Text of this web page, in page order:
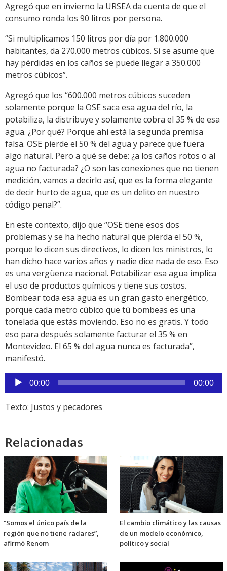
Agregó que en invierno la URSEA da cuenta de que el
consumo ronda los 90 litros por persona.
“Si multiplicamos 150 litros por día por 1.800.000
habitantes, da 270.000 metros cúbicos. Si se asume que
hay pérdidas en los caños se puede llegar a 350.000
metros cúbicos”.
Agregó que los “600.000 metros cúbicos suceden
solamente porque la OSE saca esa agua del río, la
potabiliza, la distribuye y solamente cobra el 35 % de esa
agua. ¿Por qué? Porque ahí está la segunda premisa
falsa. OSE pierde el 50 % del agua y parece que fuera
algo natural. Pero a qué se debe: ¿a los caños rotos o al
agua no facturada? ¿O son las conexiones que no tienen
medición, vamos a decirlo así, que es la forma elegante
de decir hurto de agua, que es un delito en nuestro
código penal?”.
En este contexto, dijo que “OSE tiene esos dos
problemas y se ha hecho natural que pierda el 50 %,
porque lo dicen sus directivos, lo dicen los ministros, lo
han dicho hace varios años y nadie dice nada de eso. Eso
es una vergüenza nacional. Potabilizar esa agua implica
el uso de productos químicos y tiene sus costos.
Bombear toda esa agua es un gran gasto energético,
porque cada metro cúbico que tú bombeas es una
tonelada que estás moviendo. Eso no es gratis. Y todo
eso para después solamente facturar el 35 % en
Montevideo. El 65 % del agua nunca es facturada”,
manifestó.
Reproductor
de
audio
00:00 00:00
Texto: Justos y pecadores
Relacionadas
“Somos el único país de la
región que no tiene radares”,
afirmó Renom
El cambio climático y las causas
de un modelo económico,
político y social